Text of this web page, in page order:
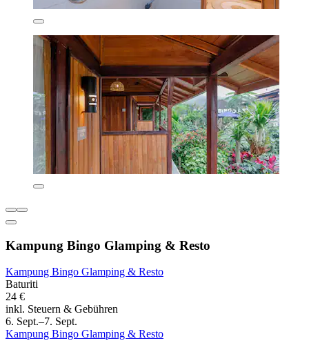
Kampung Bingo Glamping & Resto
Kampung Bingo Glamping & Resto
Baturiti
24 €
inkl. Steuern & Gebühren
6. Sept.–7. Sept.
Kampung Bingo Glamping & Resto